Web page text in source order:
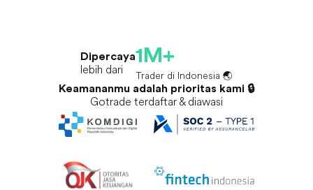
Dipercaya
lebih dari
1M+
Trader di Indonesia 🌏
Keamananmu adalah prioritas kami 🔒
Gotrade terdaftar & diawasi